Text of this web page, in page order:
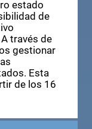
estado
de
través de
gestionar
Esta
de los 16